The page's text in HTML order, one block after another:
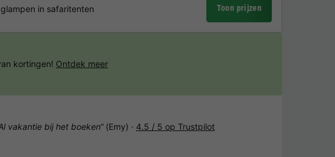
in safaritenten
Toon prijzen
kortingen! Ontdek meer
vakantie bij het boeken“(Emy) · 4.5 / 5 op Trustpilot